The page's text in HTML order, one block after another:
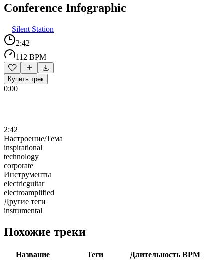
Conference Infographic
—Silent Station
2:42
112 BPM
Купить трек
0:00
2:42
Настроение/Тема
inspirational
technology
corporate
Инструменты
electricguitar
electroamplified
Другие теги
instrumental
Похожие треки
Название Теги Длительность BPM